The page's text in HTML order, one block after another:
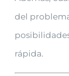
del
rápida.